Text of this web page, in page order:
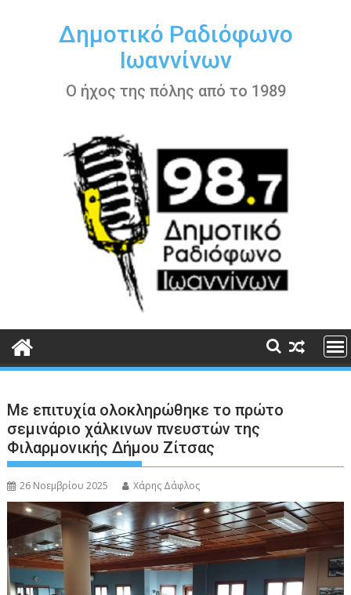
περιεχόμενοΔημοτικό Ραδιόφωνο
Ιωαννίνων
Ο ήχος της πόλης από το 1989
Με επιτυχία ολοκληρώθηκε το πρώτο
σεμινάριο χάλκινων πνευστών της
Φιλαρμονικής Δήμου Ζίτσας
26 Νοεμβρίου 2025 Χάρης Δάφλος